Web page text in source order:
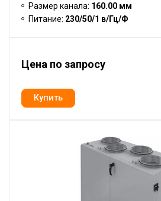
Размер канала: 160.00 мм
Питание: 230/50/1 в/Гц/Ф
Цена по запросу